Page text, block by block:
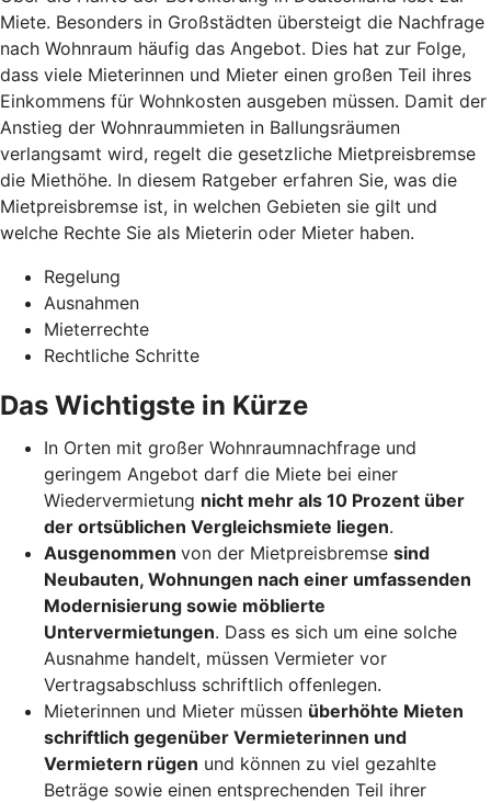
Miete. Besonders in Großstädten übersteigt die Nachfrage
nach Wohnraum häufig das Angebot. Dies hat zur Folge,
dass viele Mieterinnen und Mieter einen großen Teil ihres
Einkommens für Wohnkosten ausgeben müssen. Damit der
Anstieg der Wohnraummieten in Ballungsräumen
verlangsamt wird, regelt die gesetzliche Mietpreisbremse
die Miethöhe. In diesem Ratgeber erfahren Sie, was die
Mietpreisbremse ist, in welchen Gebieten sie gilt und
welche Rechte Sie als Mieterin oder Mieter haben.
Regelung
Ausnahmen
Mieterrechte
Rechtliche Schritte
Das Wichtigste in Kürze
In Orten mit großer Wohnraumnachfrage und
geringem Angebot darf die Miete bei einer
Wiedervermietung nicht mehr als 10 Prozent über
der ortsüblichen Vergleichsmiete liegen.
Ausgenommen von der Mietpreisbremse sind
Neubauten, Wohnungen nach einer umfassenden
Modernisierung sowie möblierte
Untervermietungen. Dass es sich um eine solche
Ausnahme handelt, müssen Vermieter vor
Vertragsabschluss schriftlich offenlegen.
Mieterinnen und Mieter müssen überhöhte Mieten
schriftlich gegenüber Vermieterinnen und
Vermietern rügen und können zu viel gezahlte
Beträge sowie einen entsprechenden Teil ihrer